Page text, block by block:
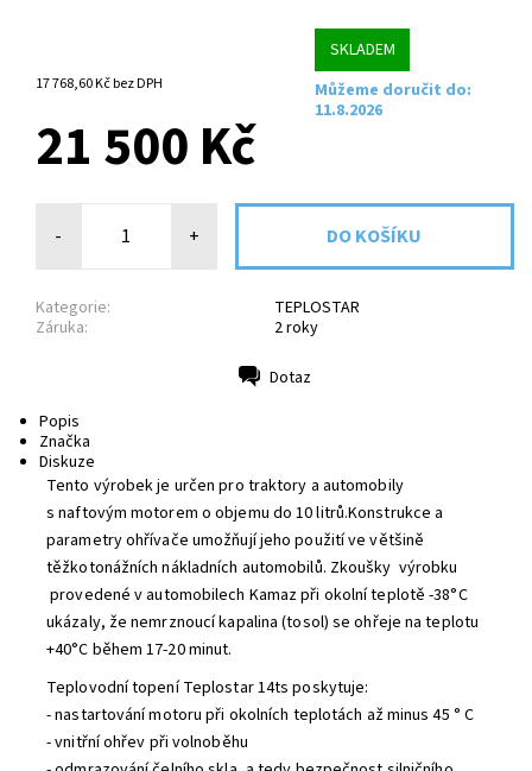
17 768,60 Kč bez DPH
SKLADEM
Můžeme doručit do:
11.8.2026
21 500 Kč
- +
Kategorie:
TEPLOSTAR
Záruka:
2 roky
Dotaz
Popis
Značka
Diskuze
Tento výrobek je určen pro traktory a automobily
s naftovým motorem o objemu do 10 litrů.Konstrukce a
parametry ohřívače umožňují jeho použití ve většině
těžkotonážních nákladních automobilů. Zkoušky výrobku
provedené v automobilech Kamaz při okolní teplotě -38°C
ukázaly, že nemrznoucí kapalina (tosol) se ohřeje na teplotu
+40°C během 17-20 minut.
Teplovodní topení Teplostar 14ts poskytuje:
- nastartování motoru při okolních teplotách až minus 45 ° C
- vnitřní ohřev při volnoběhu